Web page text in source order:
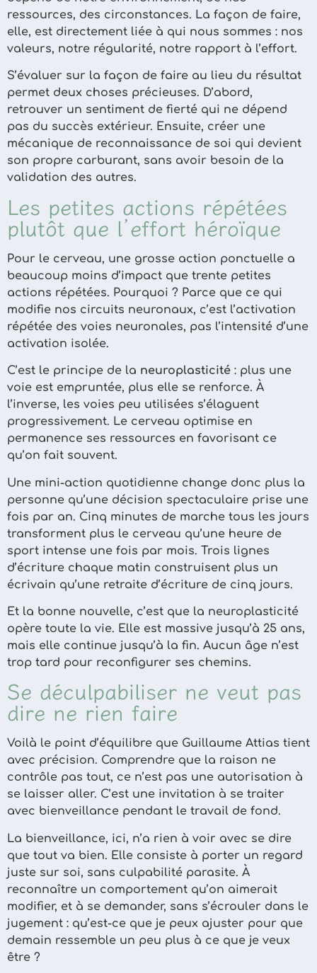
ressources, des circonstances. La façon de faire,
elle, est directement liée à qui nous sommes : nos
valeurs, notre régularité, notre rapport à l’effort.
S’évaluer sur la façon de faire au lieu du résultat
permet deux choses précieuses. D’abord,
retrouver un sentiment de fierté qui ne dépend
pas du succès extérieur. Ensuite, créer une
mécanique de reconnaissance de soi qui devient
son propre carburant, sans avoir besoin de la
validation des autres.
Les petites actions répétées
plutôt que l’effort héroïque
Pour le cerveau, une grosse action ponctuelle a
beaucoup moins d’impact que trente petites
actions répétées. Pourquoi ? Parce que ce qui
modifie nos circuits neuronaux, c’est l’activation
répétée des voies neuronales, pas l’intensité d’une
activation isolée.
C’est le principe de la neuroplasticité : plus une
voie est empruntée, plus elle se renforce. À
l’inverse, les voies peu utilisées s’élaguent
progressivement. Le cerveau optimise en
permanence ses ressources en favorisant ce
qu’on fait souvent.
Une mini-action quotidienne change donc plus la
personne qu’une décision spectaculaire prise une
fois par an. Cinq minutes de marche tous les jours
transforment plus le cerveau qu’une heure de
sport intense une fois par mois. Trois lignes
d’écriture chaque matin construisent plus un
écrivain qu’une retraite d’écriture de cinq jours.
Et la bonne nouvelle, c’est que la neuroplasticité
opère toute la vie. Elle est massive jusqu’à 25 ans,
mais elle continue jusqu’à la fin. Aucun âge n’est
trop tard pour reconfigurer ses chemins.
Se déculpabiliser ne veut pas
dire ne rien faire
Voilà le point d’équilibre que Guillaume Attias tient
avec précision. Comprendre que la raison ne
contrôle pas tout, ce n’est pas une autorisation à
se laisser aller. C’est une invitation à se traiter
avec bienveillance pendant le travail de fond.
La bienveillance, ici, n’a rien à voir avec se dire
que tout va bien. Elle consiste à porter un regard
juste sur soi, sans culpabilité parasite. À
reconnaître un comportement qu’on aimerait
modifier, et à se demander, sans s’écrouler dans le
jugement : qu’est-ce que je peux ajuster pour que
demain ressemble un peu plus à ce que je veux
être ?